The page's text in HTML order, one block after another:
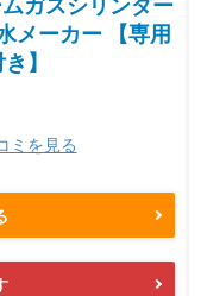
ガスシリンダー
メーカー 【専用
】
ミを見る